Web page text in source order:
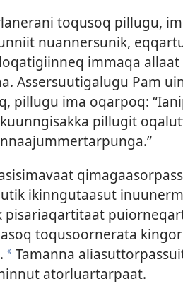
toqusoq pil­lugu,
nuan­nersunik,
im­maqa
As­sersuutigalugu Pam
pil­lugu ima oqar­poq:
pil­lugit
ikin­ngutaasut
pisariaqar­titaat
toqusoor­nerata
a Taman­na
atorluar­tar­paat.